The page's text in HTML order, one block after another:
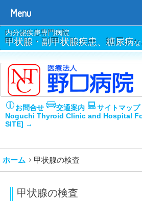
内分泌疾患専門病院
甲状腺・副甲状腺疾患、糖尿病
お問合せ 交通案内
サイトマップ
Noguchi Thyroid Clinic and Hospital
SITE] →
ホーム 甲状腺の検査
甲状腺の検査
Menu